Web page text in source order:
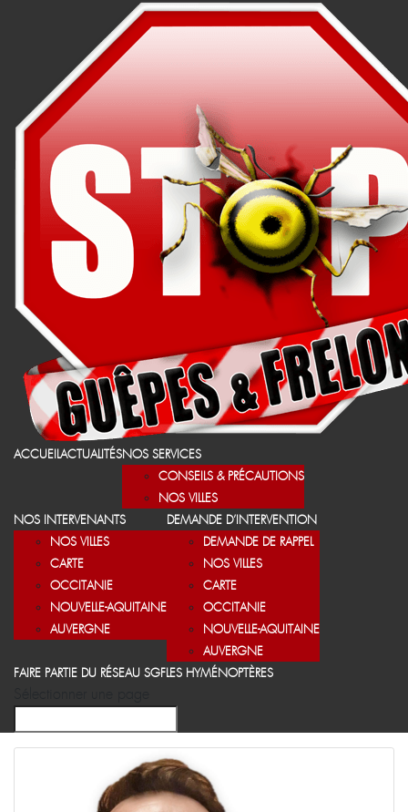
ACCUEILACTUALITÉSNOS SERVICES
CONSEILS & PRÉCAUTIONS
NOS VILLES
NOS INTERVENANTS
NOS VILLES
CARTE
OCCITANIE
NOUVELLE-AQUITAINE
AUVERGNE
DEMANDE D’INTERVENTION
DEMANDE DE RAPPEL
NOS VILLES
CARTE
OCCITANIE
NOUVELLE-AQUITAINE
AUVERGNE
FAIRE PARTIE DU RÉSEAU SGFLES HYMÉNOPTÈRES